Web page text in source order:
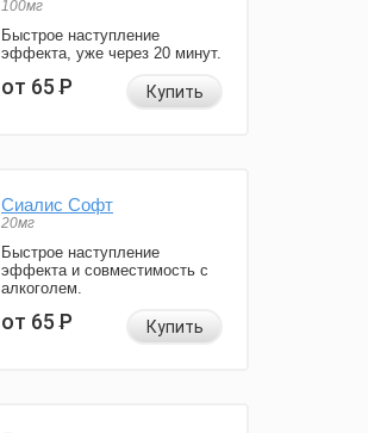
100мг
Быстрое наступление
эффекта, уже через 20 минут.
от 65Р Купить
Сиалис Софт
20мг
Быстрое наступление
эффекта и совместимость с
алкоголем.
от 65Р Купить